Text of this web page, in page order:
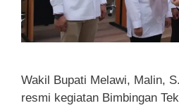
Wakil Bupati Melawi, Malin,
resmi kegiatan Bimbingan